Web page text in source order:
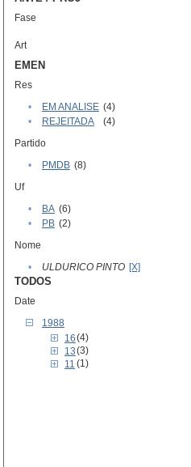
Fase
Art
EMEN
Res
•
EM ANALISE (4)
•
REJEITADA
(4)
Partido
•
PMDB (8)
Uf
•
BA (6)
•
PB (2)
Nome
•
ULDURICO PINTO [X]
TODOS
Date
1988
16(4)
13(3)
11 (1)